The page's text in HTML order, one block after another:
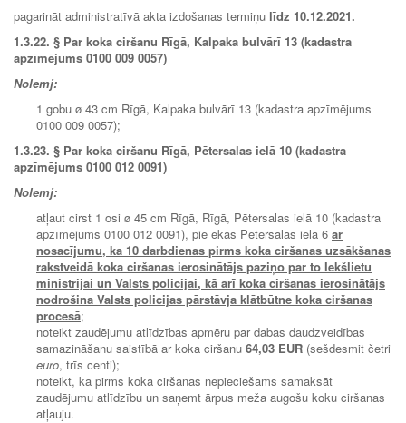
pagarināt administratīvā akta izdošanas termiņu līdz 10.12.2021.
1.3.22. § Par koka ciršanu Rīgā, Kalpaka bulvārī 13 (kadastra
apzīmējums 0100 009 0057)
Nolemj:
1 gobu ø 43 cm Rīgā, Kalpaka bulvārī 13 (kadastra apzīmējums
0100 009 0057);
1.3.23. § Par koka ciršanu Rīgā, Pētersalas ielā 10 (kadastra
apzīmējums 0100 012 0091)
Nolemj:
atļaut cirst 1 osi ø 45 cm Rīgā, Rīgā, Pētersalas ielā 10 (kadastra
apzīmējums 0100 012 0091), pie ēkas Pētersalas ielā 6 ar
nosacījumu, ka 10 darbdienas pirms koka ciršanas uzsākšanas
rakstveidā koka ciršanas ierosinātājs paziņo par to Iekšlietu
ministrijai un Valsts policijai, kā arī koka ciršanas ierosinātājs
nodrošina Valsts policijas pārstāvja klātbūtne koka ciršanas
procesā;
noteikt zaudējumu atlīdzības apmēru par dabas daudzveidības
samazināšanu saistībā ar koka ciršanu 64,03 EUR (sešdesmit četri
euro, trīs centi);
noteikt, ka pirms koka ciršanas nepieciešams samaksāt
zaudējumu atlīdzību un saņemt ārpus meža augošu koku ciršanas
atļauju.